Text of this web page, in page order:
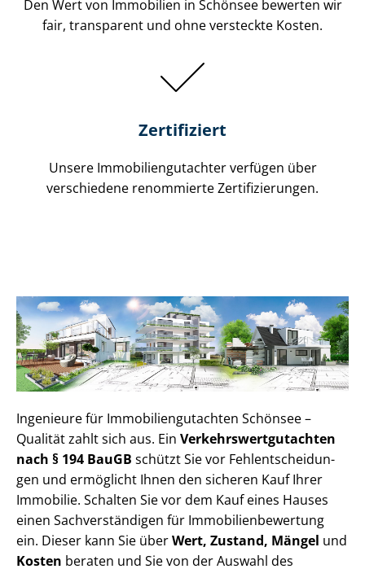
Den Wert von Immobilien in Schönsee bewerten wir
fair, transparent und ohne versteckte Kosten.
Zertifiziert
Unsere Immobilien­gutachter verfügen über
verschiedene renommierte Zer­ti­fi­zie­run­gen.
Ingenieure für Im­mo­bi­li­en­gut­ach­ten Schönsee –
Qualität zahlt sich aus. Ein Ver­kehrs­wert­gut­ach­ten
nach § 194 BauGB schützt Sie vor Fehl­ent­schei­dun­
gen und ermöglicht Ihnen den sicheren Kauf Ihrer
Immobilie. Schalten Sie vor dem Kauf eines Hauses
einen Sach­ver­stän­di­gen für Im­mo­bi­li­en­be­wer­tung
ein. Dieser kann Sie überWert, Zustand, Mängel und
Kosten beraten und Sie von der Auswahl des